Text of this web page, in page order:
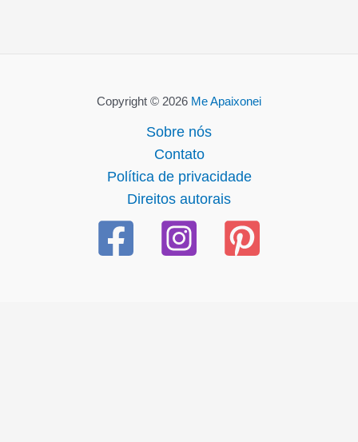
Copyright © 2026 Me Apaixonei
Sobre nós
Contato
Política de privacidade
Direitos autorais